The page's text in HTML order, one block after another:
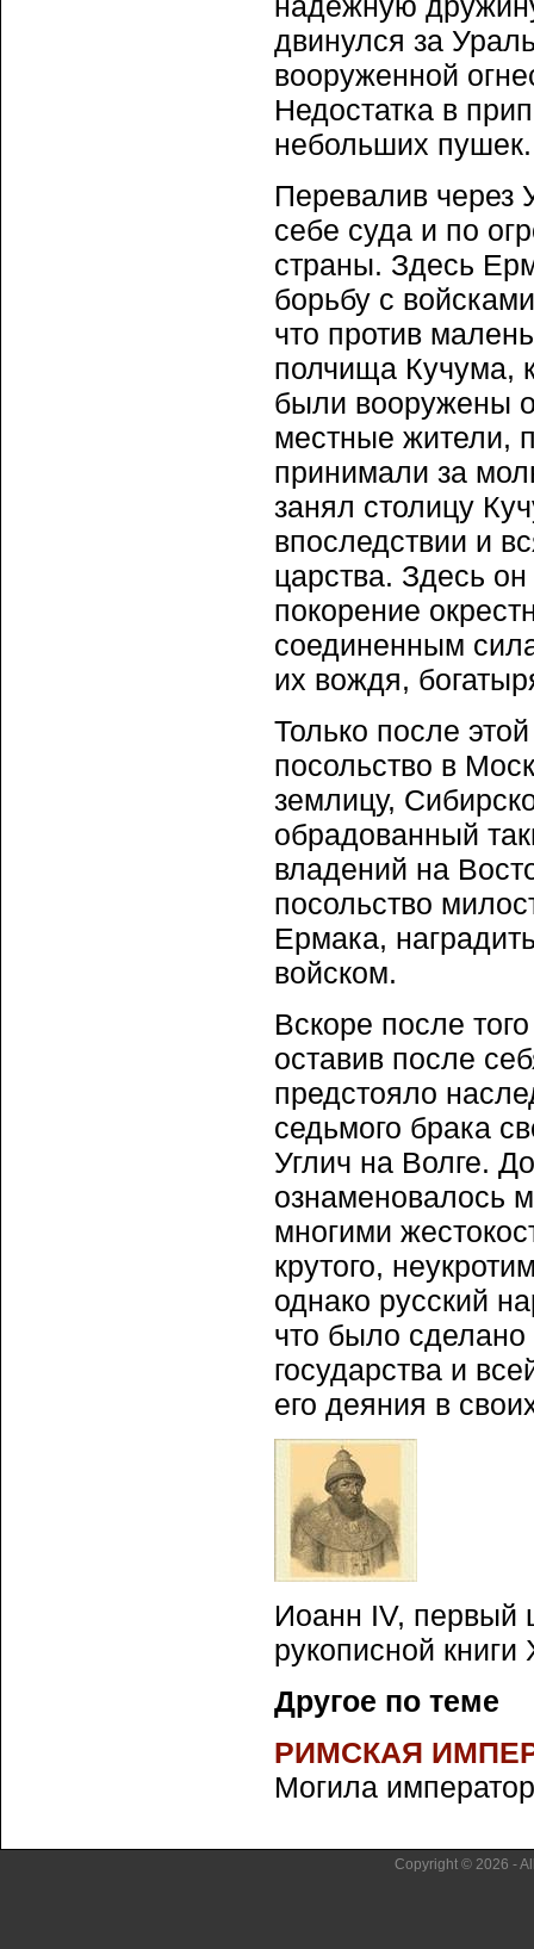
двинулся за
вооруженной
Недостатка в
небольших пушек.
Перевалив через
себе суда и по
страны. Здесь
борьбу с
что против
полчища Кучума,
были вооружены
местные жители,
принимали за
занял столицу
впоследствии и
царства. Здесь
покорение
соединенным
их вождя,
Только после
посольство в
землицу,
обрадованный
владений на
посольство
Ермака,
войском.
Вскоре после
оставив после
предстояло
седьмого брака
Углич на Волге.
ознаменовалось
многими
крутого,
однако русский
что было сделано
государства и
его деяния в
Иоанн IV, первый
рукописной книги
Другое по теме
РИМСКАЯ
Могила
Copyright © 2026 -